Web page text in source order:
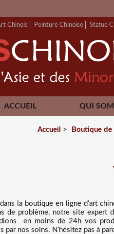
Chinois Peinture Chinoise Statue
ACCUEIL QUI
Accueil > Boutique
la boutique en ligne d’art
de problème, notre site expert
en moins de 24h vos
par nos soins. N’hésitez pas à